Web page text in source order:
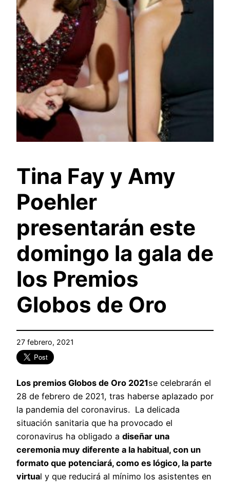
Tina Fay y Amy
Poehler
presentarán este
domingo la gala de
los Premios
Globos de Oro
27 febrero, 2021
Los premios Globos de Oro 2021se celebrarán el
28 de febrero de 2021, tras haberse aplazado por
la pandemia del coronavirus. La delicada
situación sanitaria que ha provocado el
coronavirus ha obligado a diseñar una
ceremonia muy diferente a la habitual, con un
formato que potenciará, como es lógico, la parte
virtual y que reducirá al mínimo los asistentes en